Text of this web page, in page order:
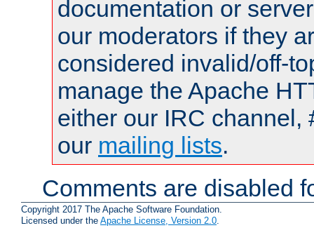
documentation or
our moderators if they
considered invalid/off-
manage the Apache
either our IRC channel,
our mailing lists.
Comments are disabled
Copyright 2017 The Apache Software Foundation.
Licensed under the Apache License, Version 2.0.